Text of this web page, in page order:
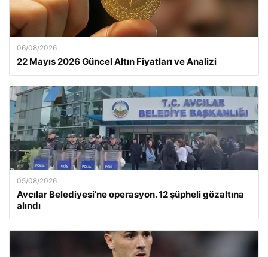
06/08/2026
22 Mayıs 2026 Güncel Altın Fiyatları ve Analizi
05/08/2026
Avcılar Belediyesi’ne operasyon. 12 şüpheli gözaltına
alındı